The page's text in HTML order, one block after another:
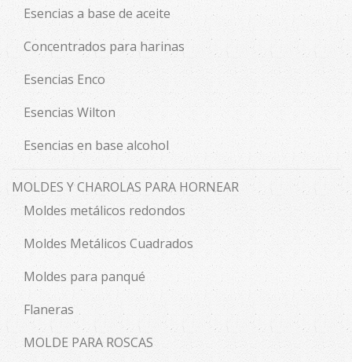
Esencias a base de aceite
Concentrados para harinas
Esencias Enco
Esencias Wilton
Esencias en base alcohol
MOLDES Y CHAROLAS PARA HORNEAR
Moldes metálicos redondos
Moldes Metálicos Cuadrados
Moldes para panqué
Flaneras
MOLDE PARA ROSCAS